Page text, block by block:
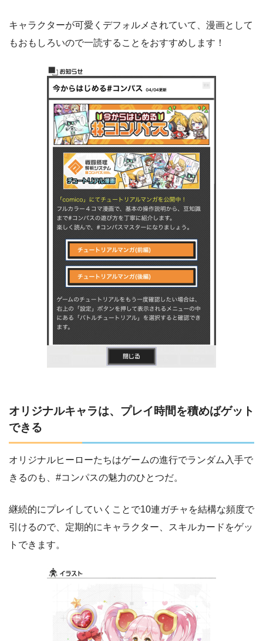
キャラクターが可愛くデフォルメされていて、漫画として
もおもしろいので一読することをおすすめします！
オリジナルキャラは、プレイ時間を積めばゲット
できる
オリジナルヒーローたちはゲームの進行でランダム入手で
きるのも、#コンパスの魅力のひとつだ。
継続的にプレイしていくことで10連ガチャを結構な頻度で
引けるので、定期的にキャラクター、スキルカードをゲッ
トできます。